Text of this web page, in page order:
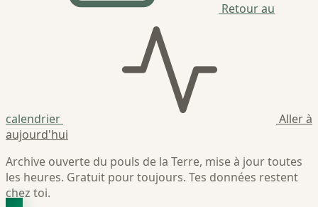
Retour au
calendrier
Aller à
aujourd'hui
Archive ouverte du pouls de la Terre, mise à jour toutes
les heures. Gratuit pour toujours. Tes données restent
chez toi.